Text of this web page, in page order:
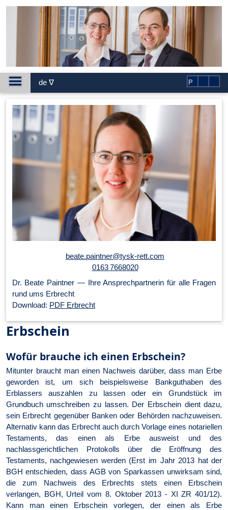
de ∇ P
beate.paintner@tysk-rett.com
0163 7668020
Dr. Beate Paintner — Ihre An­sprech­part­ner­in für alle Fragen
rund ums Erbrecht
Download: PDF Erbrecht
Erbschein
Wofür brauche ich einen Erbschein?
Mitunter braucht man einen Nachweis darüber, dass man Erbe
geworden ist, um sich beispielsweise Bankguthaben des
Erblassers auszahlen zu lassen oder ein Grundstück im
Grundbuch umschreiben zu lassen. Der Erbschein dient dazu,
sein Erbrecht gegenüber Banken oder Behörden nachzuweisen.
Alternativ kann das Erbrecht auch durch Vorlage eines notariellen
Testaments, das einen als Erbe ausweist und des
nachlassgerichtlichen Protokolls über die Eröffnung des
Testaments, nachgewiesen werden (Erst im Jahr 2013 hat der
BGH entschieden, dass AGB von Sparkassen unwirksam sind,
die zum Nachweis des Erbrechts stets einen Erbschein
verlangen, BGH, Urteil vom 8. Oktober 2013 - XI ZR 401/12).
Kann man einen Erbschein vorlegen, der einen als Erbe